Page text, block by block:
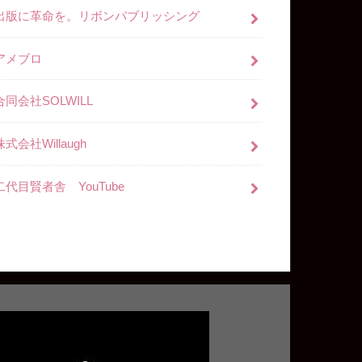
版に革命を。リボンパブリッシング
メブロ
同会社SOLWILL
式会社Willaugh
代目賢者舎 YouTube